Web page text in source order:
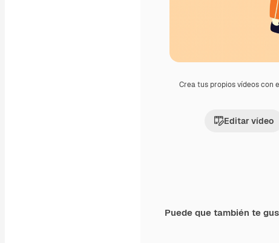
Crea tus propios vídeos con
Editar vídeo
Puede que también te